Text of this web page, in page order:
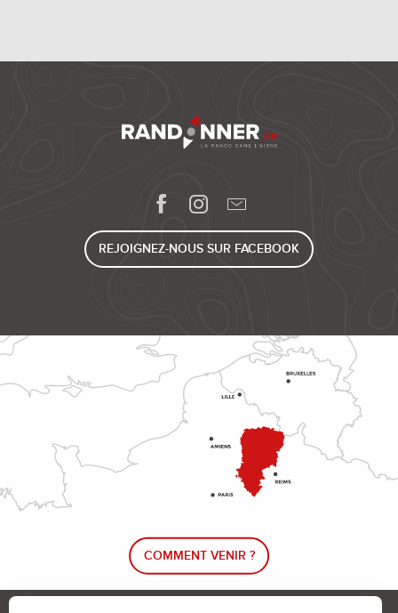
REJOIGNEZ-NOUS SUR FACEBOOK
COMMENT VENIR ?